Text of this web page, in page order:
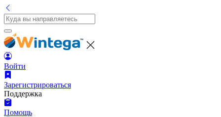
Войти
Зарегистрироваться
Поддержка
Помощь